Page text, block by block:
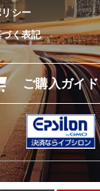
シー
く表記
ご購入ガイド